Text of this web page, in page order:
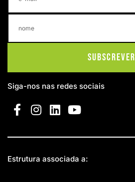
Subscrever
Siga-nos nas redes sociais
Estrutura associada a: